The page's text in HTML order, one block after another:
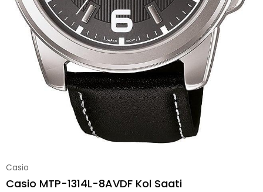
Casio
Casio MTP-1314L-8AVDF Kol Saati